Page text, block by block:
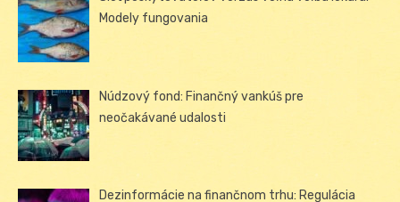
Modely fungovania
Núdzový fond: Finančný vankúš pre
neočakávané udalosti
Dezinformácie na finančnom trhu: Regulácia